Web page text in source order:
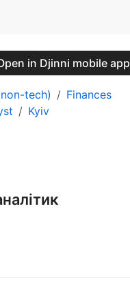
in Djinni mobile app
tech)
Finances
Kyiv